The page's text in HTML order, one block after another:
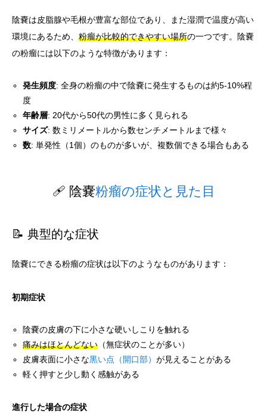
陰嚢は皮脂腺や毛根が豊富な部位であり、また湿潤で温度が高い
環境にあるため、 粉瘤が比較的できやすい場所の一つです。陰嚢
の粉瘤には以下のような特徴があります：
発生頻度: 全身の粉瘤の中で陰嚢に発生するものは約5-10%程
度
年齢層: 20代から50代の男性に多く見られる
サイズ: 数ミリメートルから数センチメートルまで様々
数: 単発性（1個）のものが多いが、複数個できる場合もある
🩹 陰嚢粉瘤の症状と見た目
📝 典型的な症状
陰嚢にできる粉瘤の症状は以下のようなものがあります：
初期症状
陰嚢の皮膚の下に小さな硬いしこりを触れる
痛みはほとんどない （無症状のことが多い）
皮膚表面に小さな黒い点（開口部）が見えることがある
軽く押すと少し動く感触がある
進行した場合の症状